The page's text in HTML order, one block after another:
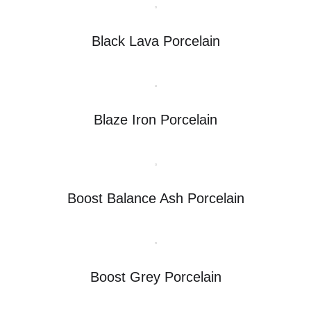
Black Lava Porcelain
Blaze Iron Porcelain
Boost Balance Ash Porcelain
Boost Grey Porcelain